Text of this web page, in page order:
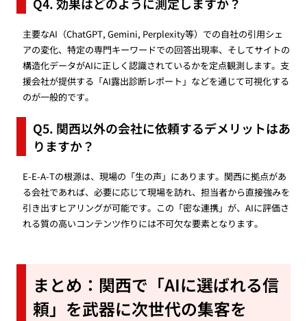
主要なAI（ChatGPT, Gemini, Perplexity等）での自社の引用シェ
アの変化、特定の専門キーワードでの回答出現率、そしてサイトの
構造化データがAIに正しく認識されているかを定点観測します。支
援会社が提供する「AI露出診断レポート」などを通じて可視化する
のが一般的です。
Q5. 関西以外の会社に依頼するデメリットはあ
りますか？
E-E-A-Tの根源は、現場の「生の声」にあります。関西に拠点があ
る会社であれば、必要に応じて現場を訪れ、担当者から直接強みを
引き出すヒアリングが可能です。この「密な連携」が、AIに評価さ
れる質の高いコンテンツ作りには不可欠な要素となります。
まとめ：関西で「AIに選ばれる信
頼」を武器に次世代の集客を